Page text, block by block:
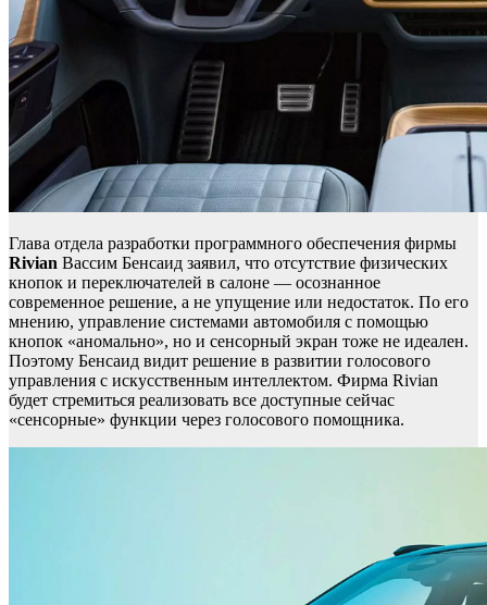
Глава отдела разработки программного обеспечения фирмы
Rivian Вассим Бенсаид заявил, что отсутствие физических
кнопок и переключателей в салоне — осознанное
современное решение, а не упущение или недостаток. По его
мнению, управление системами автомобиля с помощью
кнопок «аномально», но и сенсорный экран тоже не идеален.
Поэтому Бенсаид видит решение в развитии голосового
управления с искусственным интеллектом. Фирма Rivian
будет стремиться реализовать все доступные сейчас
«сенсорные» функции через голосового помощника.